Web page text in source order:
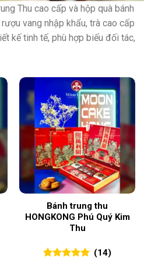
Thu cao cấp và hộp quà bánh
vang nhập khẩu, trà cao cấp
kế tinh tế, phù hợp biếu đối tác,
Bánh trung thu
HONGKONG Phú Quý Kim
Thu
(14)